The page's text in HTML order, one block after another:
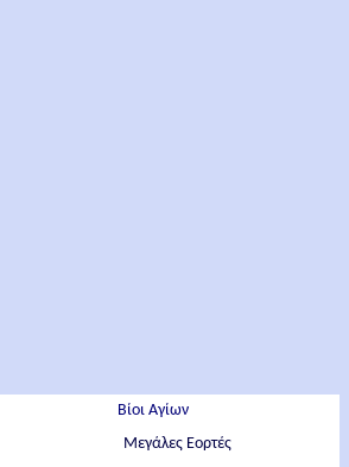
Βίοι Αγίων
Μεγάλες Εορτές